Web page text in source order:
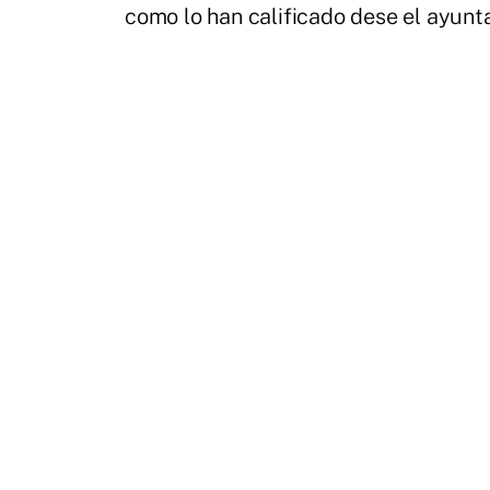
como lo han calificado dese el